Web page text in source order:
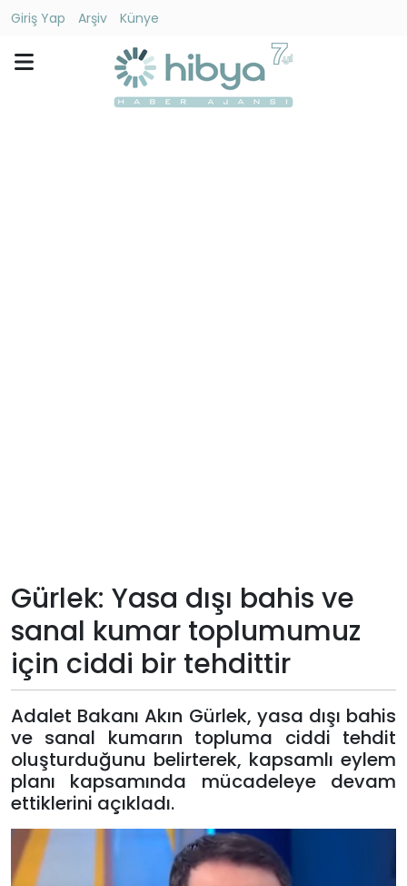
Giriş Yap Arşiv
Künye
Künye
Giriş
Yap
Gürlek: Yasa dışı bahis ve
sanal kumar toplumumuz
için ciddi bir tehdittir
Adalet Bakanı Akın Gürlek, yasa dışı bahis
ve sanal kumarın topluma ciddi tehdit
oluşturduğunu belirterek, kapsamlı eylem
planı kapsamında mücadeleye devam
ettiklerini açıkladı.